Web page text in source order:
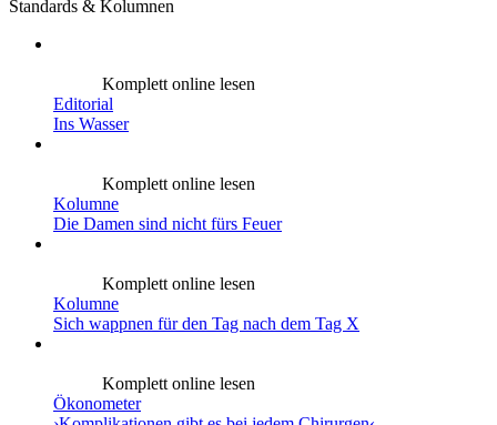
Standards & Kolumnen
Komplett online lesen
Editorial
Ins Wasser
Komplett online lesen
Kolumne
Die Damen sind nicht fürs Feuer
Komplett online lesen
Kolumne
Sich wappnen für den Tag nach dem Tag X
Komplett online lesen
Ökonometer